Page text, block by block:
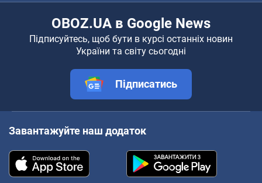
OBOZ.UA в Google News
Підписуйтесь, щоб бути в курсі останніх новин
України та світу сьогодні
Підписатись
Завантажуйте наш додаток